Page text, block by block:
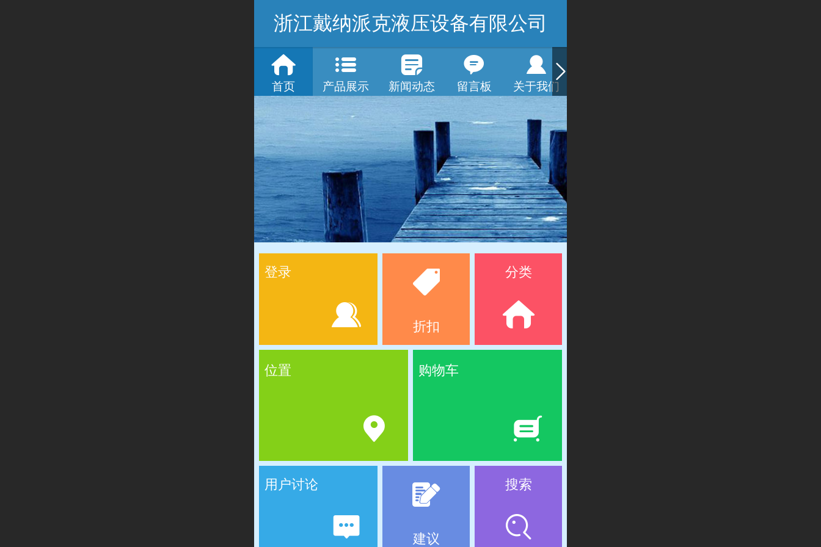
浙江戴纳派克液压设备有限公司
首页 产品展示 新闻动态 留言板 关于我们
登录
折扣
分类
位置 购物车
用户讨论
建议
搜索